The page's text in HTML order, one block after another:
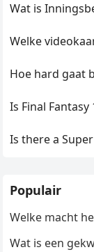
Wat is
Welke
Hoe hard gaat
Is Final
Is there a
Populair
Welke macht
Wat is een